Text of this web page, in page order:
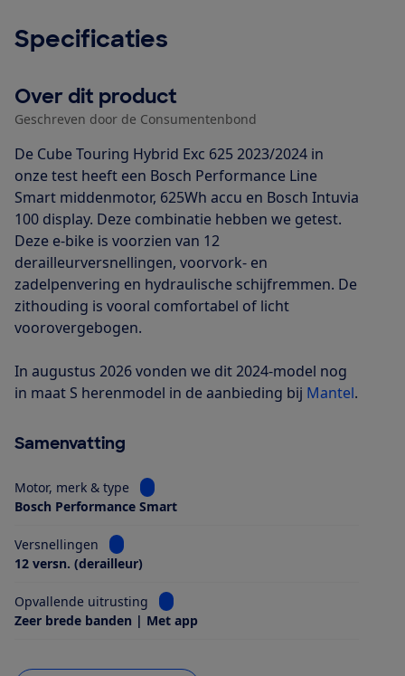
Specificaties
Over dit product
Geschreven door de Consumentenbond
De Cube Touring Hybrid Exc 625 2023/2024 in
onze test heeft een Bosch Performance Line
Smart middenmotor, 625Wh accu en Bosch Intuvia
100 display. Deze combinatie hebben we getest.
Deze e-bike is voorzien van 12
derailleurversnellingen, voorvork- en
zadelpenvering en hydraulische schijfremmen. De
zithouding is vooral comfortabel of licht
voorovergebogen.
In augustus 2026 vonden we dit 2024-model nog
in maat S herenmodel in de aanbieding bij Mantel.
Samenvatting
Motor, merk & type
Bekijk informatie voor Motor, merk & type
Bosch Performance Smart
Versnellingen
Bekijk informatie voor Versnellingen
12 versn. (derailleur)
Opvallende uitrusting
Bekijk informatie voor Opvallende
Zeer brede banden | Met app